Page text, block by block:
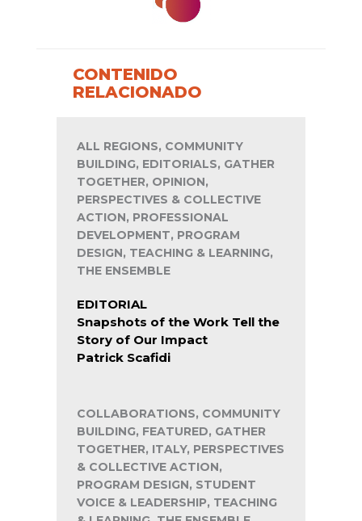
CONTENIDO
RELACIONADO
ALL REGIONS, COMMUNITY
BUILDING, EDITORIALS, GATHER
TOGETHER, OPINION,
PERSPECTIVES & COLLECTIVE
ACTION, PROFESSIONAL
DEVELOPMENT, PROGRAM
DESIGN, TEACHING & LEARNING,
THE ENSEMBLE
EDITORIAL
Snapshots of the Work Tell the
Story of Our Impact
Patrick Scafidi
COLLABORATIONS, COMMUNITY
BUILDING, FEATURED, GATHER
TOGETHER, ITALY, PERSPECTIVES
& COLLECTIVE ACTION,
PROGRAM DESIGN, STUDENT
VOICE & LEADERSHIP, TEACHING